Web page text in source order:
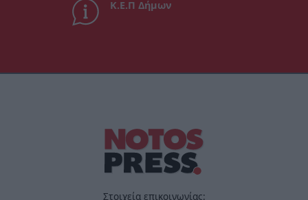
Κ.Ε.Π Δήμων
Στοιχεία επικοινωνίας: